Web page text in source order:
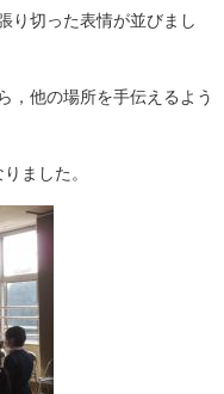
り切った表情が並びまし
，他の場所を手伝えるよう
ました。